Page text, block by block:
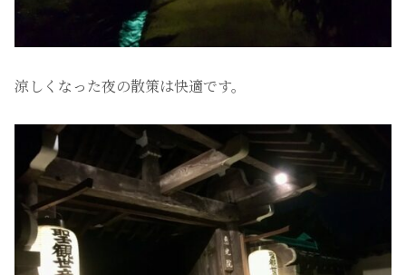
涼しくなった夜の散策は快適です。